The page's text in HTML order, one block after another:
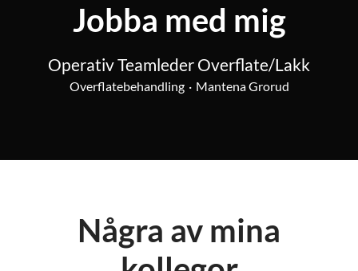
Jobba med mig
Operativ Teamleder Overflate/Lakk
Overflatebehandling · Mantena Grorud
Några av mina